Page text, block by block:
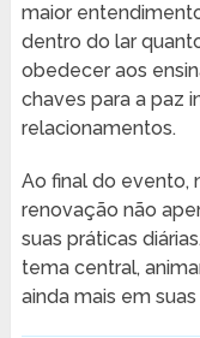
maior
dentro do lar
obedecer aos
chaves para a paz
relacionamentos.
Ao final do evento,
renovação não
suas práticas
tema central,
ainda mais em